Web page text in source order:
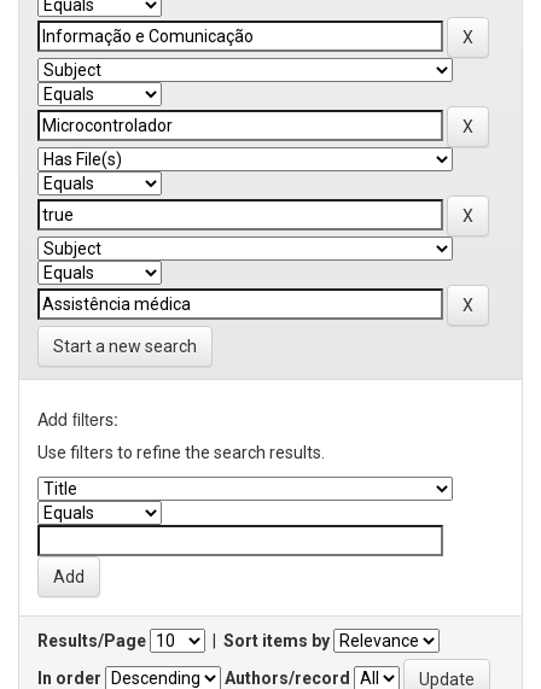
Start a new search
Add filters:
Use filters to refine the search results.
Results/Page
Sort items by
In order
Authors/record